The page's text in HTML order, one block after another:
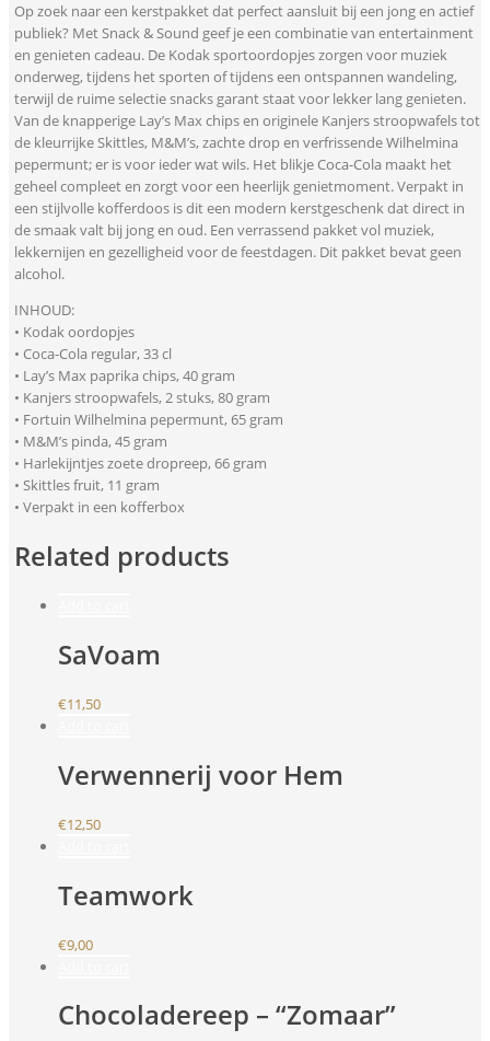
Op zoek naar een kerstpakket dat perfect aansluit bij een jong en actief
publiek? Met Snack & Sound geef je een combinatie van entertainment
en genieten cadeau. De Kodak sportoordopjes zorgen voor muziek
onderweg, tijdens het sporten of tijdens een ontspannen wandeling,
terwijl de ruime selectie snacks garant staat voor lekker lang genieten.
Van de knapperige Lay’s Max chips en originele Kanjers stroopwafels tot
de kleurrijke Skittles, M&M’s, zachte drop en verfrissende Wilhelmina
pepermunt; er is voor ieder wat wils. Het blikje Coca-Cola maakt het
geheel compleet en zorgt voor een heerlijk genietmoment. Verpakt in
een stijlvolle kofferdoos is dit een modern kerstgeschenk dat direct in
de smaak valt bij jong en oud. Een verrassend pakket vol muziek,
lekkernijen en gezelligheid voor de feestdagen. Dit pakket bevat geen
alcohol.
INHOUD:
• Kodak oordopjes
• Coca-Cola regular, 33 cl
• Lay’s Max paprika chips, 40 gram
• Kanjers stroopwafels, 2 stuks, 80 gram
• Fortuin Wilhelmina pepermunt, 65 gram
• M&M’s pinda, 45 gram
• Harlekijntjes zoete dropreep, 66 gram
• Skittles fruit, 11 gram
• Verpakt in een kofferbox
Related products
SaVoam
€11,50
Verwennerij voor Hem
€12,50
Teamwork
€9,00
Chocoladereep – “Zomaar”